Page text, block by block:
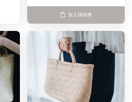
加入購物車